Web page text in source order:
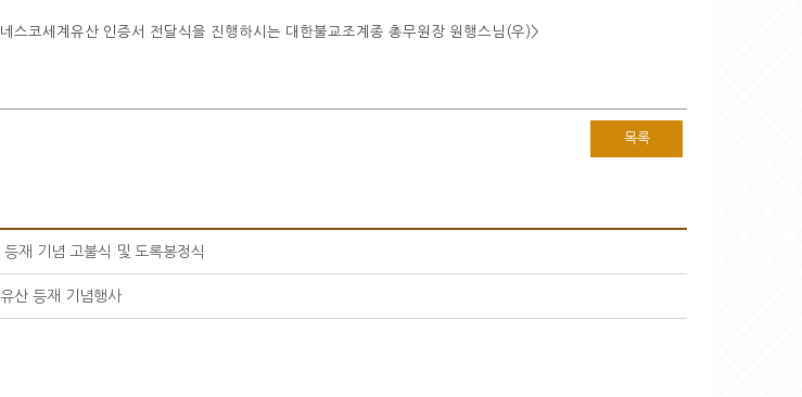
달식을 진행하시는 대한불교조계종 총무원장 원행스님(우)>
목록
재 기념 고불식 및 도록봉정식
산 등재 기념행사